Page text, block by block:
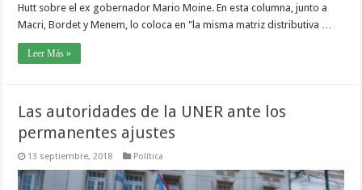
Hutt sobre el ex gobernador Mario Moine. En esta columna, junto a
Macri, Bordet y Menem, lo coloca en "la misma matriz distributiva …
Leer Más »
Las autoridades de la UNER ante los
permanentes ajustes
13 septiembre, 2018 Política